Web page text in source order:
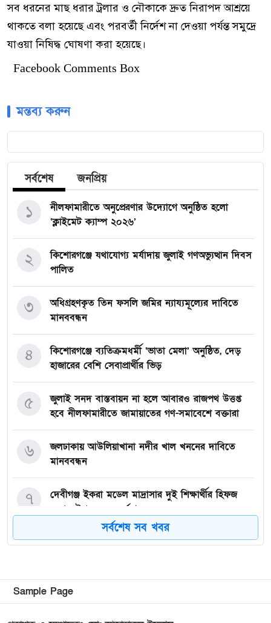
সব ধরনের মাছ ধরার ট্রলার ও নৌকাকে দ্রুত নিরাপদ আশ্রয়ে
থাকতে বলা হয়েছে এবং পরবর্তী নির্দেশ না দেওয়া পর্যন্ত সমুদ্রে
যাওয়া নিষিদ্ধ ঘোষণা করা হয়েছে।
Facebook Comments Box
মন্তব্য করুন
সর্বশেষ জনপ্রিয়
নীলফামারীতে অনুপ্রেরণার উদ্যোগে অনুষ্ঠিত হলো
‘ক্লাইমেট ক্যাম্প ২০২৬’
১
কিশোরগঞ্জে যথাযোগ্য মর্যাদায় জুলাই গণঅভ্যুত্থান দিবস
পালিত
২
অধিগ্রহণকৃত তিন ফসলি জমির ন্যায্যমূল্যের দাবিতে
মানববন্ধন
৩
কিশোরগঞ্জে ব্যতিক্রমধর্মী ‘ভাতা মেলা’ অনুষ্ঠিত, দেড়
হাজারের বেশি সেবাপ্রার্থীর ভিড়
৪
জুলাই সনদ বাস্তবায়ন না হলে আবারও রাজপথ উত্তপ্ত
হবে নীলফামারীতে জামায়াতের গণ-সমাবেশে বক্তারা
৫
জলঢাকায় আউলিয়াখানা নদীর খাল খননের দাবিতে
মানববন্ধন
৬
দেবীগঞ্জ ইকরা মডেল মাদ্রাসার দুই শিক্ষার্থীর হিফজ
সম্পন্ন উপলক্ষে সংবর্ধনা
৭
কিশোরগঞ্জে ৮০ পিস ট্যাপেন্টাডল ট্যাবলেটসহ গ্রেপ্তার ২,
৮
কিশোরগঞ্জে জুলাই গণঅভ্যুত্থান দিবস-২০২৬ উপলক্ষে
প্রস্তুতিমূলক সভা অনুষ্ঠিত
৯
সর্বশেষ সব খবর
Sample Page